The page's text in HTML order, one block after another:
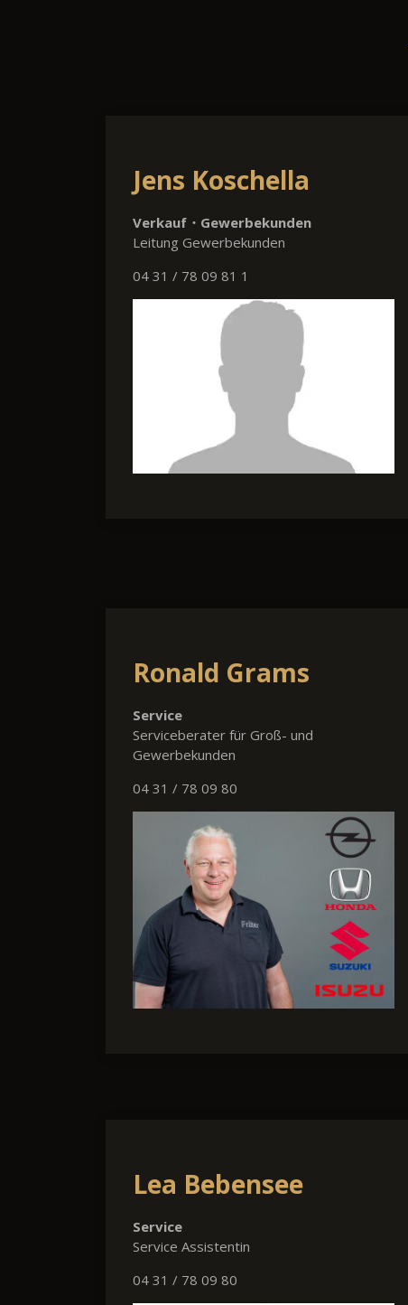
Jens Koschella
Verkauf・Gewerbekunden
Leitung Gewerbekunden
04 31 / 78 09 81 1
Ronald Grams
Service
Serviceberater für Groß- und
Gewerbekunden
04 31 / 78 09 80
Lea Bebensee
Service
Service Assistentin
04 31 / 78 09 80